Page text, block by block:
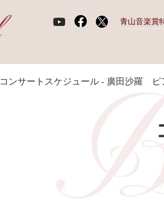
青山音楽賞
コンサートスケジュール - 廣田沙羅 ピ